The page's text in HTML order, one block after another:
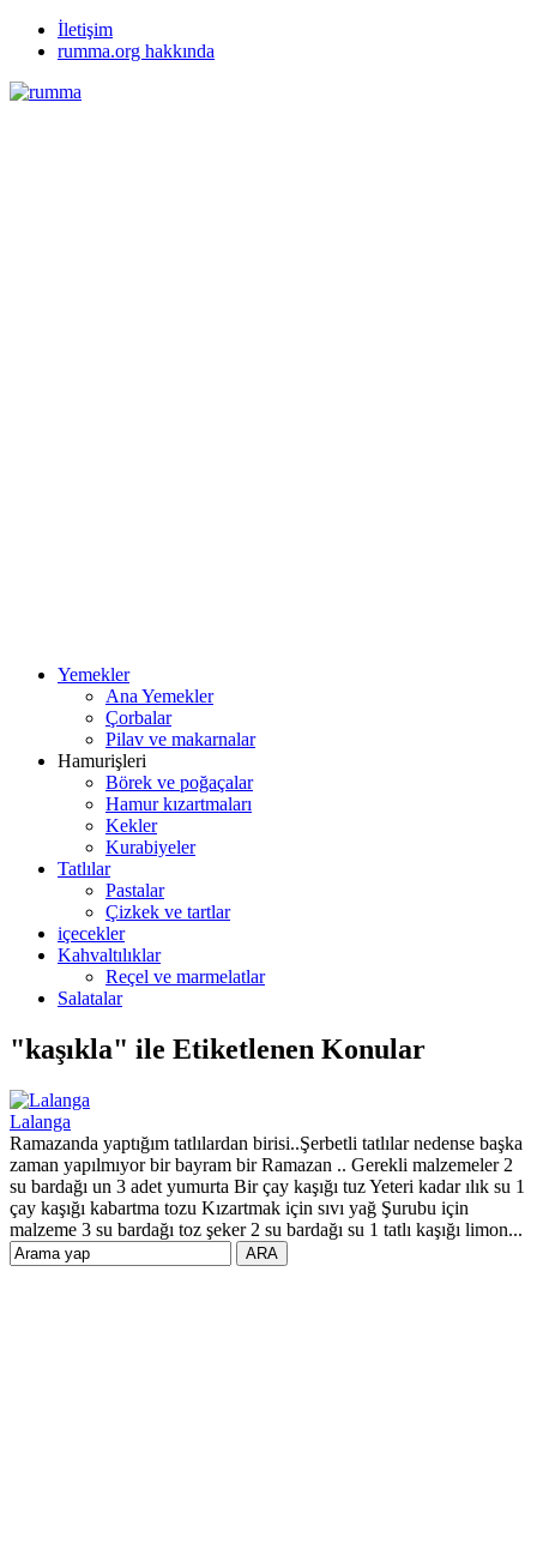
İletişim
rumma.org hakkında
Yemekler
Ana Yemekler
Çorbalar
Pilav ve makarnalar
Hamurişleri
Börek ve poğaçalar
Hamur kızartmaları
Kekler
Kurabiyeler
Tatlılar
Pastalar
Çizkek ve tartlar
içecekler
Kahvaltılıklar
Reçel ve marmelatlar
Salatalar
"kaşıkla" ile Etiketlenen Konular
Lalanga
Ramazanda yaptığım tatlılardan birisi..Şerbetli tatlılar nedense başka
zaman yapılmıyor bir bayram bir Ramazan .. Gerekli malzemeler 2
su bardağı un 3 adet yumurta Bir çay kaşığı tuz Yeteri kadar ılık su 1
çay kaşığı kabartma tozu Kızartmak için sıvı yağ Şurubu için
malzeme 3 su bardağı toz şeker 2 su bardağı su 1 tatlı kaşığı limon...